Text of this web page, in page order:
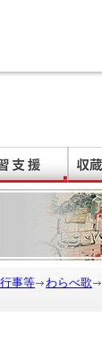
事等 わらべ歌